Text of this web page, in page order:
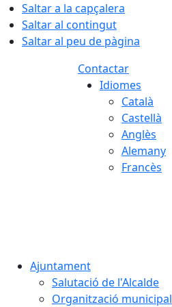
Saltar a la capçalera
Saltar al contingut
Saltar al peu de pàgina
Contactar
Idiomes
Català
Castellà
Anglès
Alemany
Francès
Ajuntament
Salutació de l'Alcalde
Organització municipal